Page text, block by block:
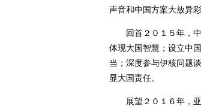
声音和中国方案大放异
回首２０１５年，中
体现大国智慧；设立中
当；深度参与伊核问题
显大国责任。
展望２０１６年，亚